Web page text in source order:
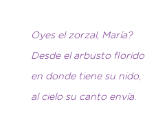
Oyes el zorzal, María?
Desde el arbusto florido
en donde tiene su nido,
al cielo su canto envía.